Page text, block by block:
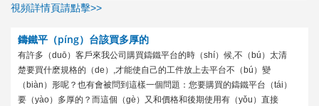
視頻詳情頁請點擊>>
鑄鐵平（píng）台該買多厚的
有許多（duō）客戶來我公司購買鑄鐵平台的時（shí）候,不（bú）太清
楚要買什麽規格的（de）,才能使自己的工件放上去平台不（bú）變
（biàn）形呢？也有會被問到這樣一個問題：您要購買的鑄鐵平台（tái）
要（yào）多厚的？而這個（gè）又和價格和後期使用有（yǒu）直接